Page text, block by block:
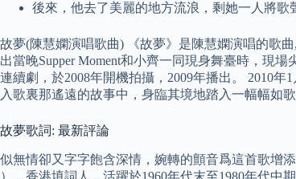
後來，他去了美麗的地方流浪，剩她一人將歌
故夢(陳慧嫻演唱歌曲) 《故夢》是陳慧嫻演唱的歌
出當晚Supper Moment和小齊一同現身舞臺時，現
連續劇，於2008年開機拍攝，2009年播出。 2010
入歌裏那遙遠的故事中，身臨其境地踏入一幅幅如
故夢歌詞: 最新評論
似無情卻又字字飽含深情，婉轉的顫音爲這首歌增
），香港填詞人，活躍於1960年代末至1980年代